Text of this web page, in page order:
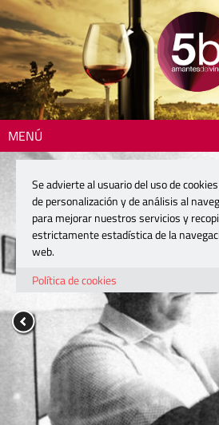
MENÚ
Se advierte al usuario del uso de
de personalización y de análisis al
para mejorar nuestros servicios y
estrictamente estadística de la
web.
Política de cookies